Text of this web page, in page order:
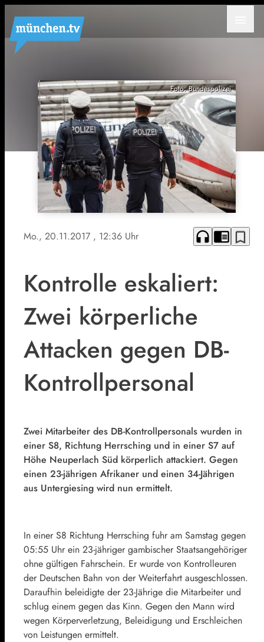
Foto: Bundespolizei
Mo., 20.11.2017 , 12:36 Uhr headphones chrome_reader_mode bookmark_border
Kontrolle eskaliert:
Zwei körperliche
Attacken gegen DB-
Kontrollpersonal
Zwei Mitarbeiter des DB-Kontrollpersonals wurden in
einer S8, Richtung Herrsching und in einer S7 auf
Höhe Neuperlach Süd körperlich attackiert. Gegen
einen 23-jährigen Afrikaner und einen 34-Jährigen
aus Untergiesing wird nun ermittelt.
In einer S8 Richtung Herrsching fuhr am Samstag gegen
05:55 Uhr ein 23-jähriger gambischer Staatsangehöriger
ohne gültigen Fahrschein. Er wurde von Kontrolleuren
der Deutschen Bahn von der Weiterfahrt ausgeschlossen.
Daraufhin beleidigte der 23-Jährige die Mitarbeiter und
schlug einem gegen das Kinn. Gegen den Mann wird
wegen Körperverletzung, Beleidigung und Erschleichen
von Leistungen ermittelt.